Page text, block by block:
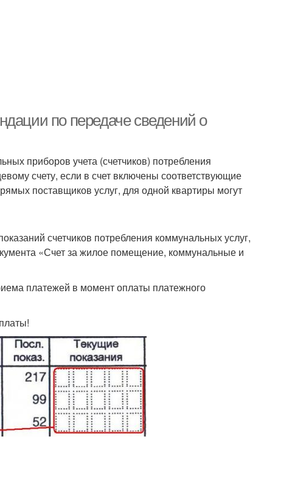
по передаче сведений о
приборов учета (счетчиков) потребления
счету, если в счет включены соответствующие
поставщиков услуг, для одной квартиры могут
счетчиков потребления коммунальных услуг,
«Счет за жилое помещение, коммунальные и
платежей в момент оплаты платежного